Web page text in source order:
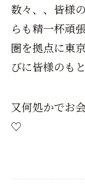
数々、、皆様
らも精一杯頑
圏を拠点に東
びに皆様のも
又何処かでお
♡